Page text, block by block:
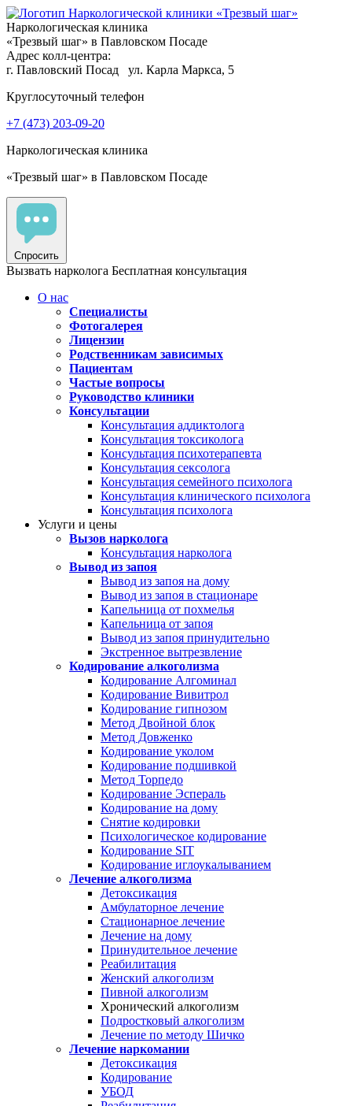
Наркологическая клиника
«Трезвый шаг» в Павловском Посаде
Адрес колл-центра:
г. Павловский Посад
ул. Карла Маркса, 5
Круглосуточный телефон
+7 (473) 203-09-20
Наркологическая клиника
«Трезвый шаг» в Павловском Посаде
Спросить
Вызвать нарколога Бесплатная консультация
О нас
Специалисты
Фотогалерея
Лицензии
Родственникам зависимых
Пациентам
Частые вопросы
Руководство клиники
Консультации
Консультация аддиктолога
Консультация токсиколога
Консультация психотерапевта
Консультация сексолога
Консультация семейного психолога
Консультация клинического психолога
Консультация психолога
Услуги и цены
Вызов нарколога
Консультация нарколога
Вывод из запоя
Вывод из запоя на дому
Вывод из запоя в стационаре
Капельница от похмелья
Капельница от запоя
Вывод из запоя принудительно
Экстренное вытрезвление
Кодирование алкоголизма
Кодирование Алгоминал
Кодирование Вивитрол
Кодирование гипнозом
Метод Двойной блок
Метод Довженко
Кодирование уколом
Кодирование подшивкой
Метод Торпедо
Кодирование Эспераль
Кодирование на дому
Снятие кодировки
Психологическое кодирование
Кодирование SIT
Кодирование иглоукалыванием
Лечение алкоголизма
Детоксикация
Амбулаторное лечение
Стационарное лечение
Лечение на дому
Принудительное лечение
Реабилитация
Женский алкоголизм
Пивной алкоголизм
Хронический алкоголизм
Подростковый алкоголизм
Лечение по методу Шичко
Лечение наркомании
Детоксикация
Кодирование
УБОД